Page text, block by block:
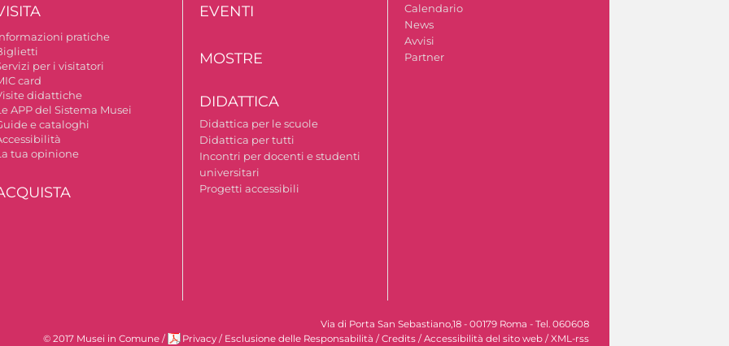
pratiche
per i visitatori
card
didattiche
APP del Sistema Musei
e cataloghi
tua opinione
EVENTI
MOSTRE
DIDATTICA
Didattica per le scuole
Didattica per tutti
Incontri per docenti e studenti
universitari
Progetti accessibili
Calendario
News
Avvisi
Partner
Via di Porta San Sebastiano,18 - 00179 Roma - Tel. 060608
© 2017 Musei in Comune / Privacy / Esclusione delle Responsabilità / Credits / Accessibilità del sito web / XML-rss